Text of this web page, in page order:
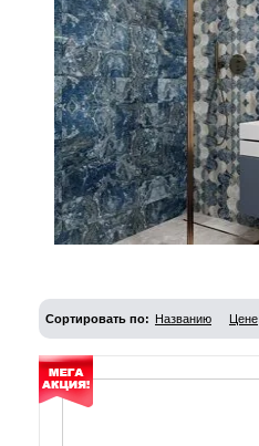
Сортировать по: Названию Цене